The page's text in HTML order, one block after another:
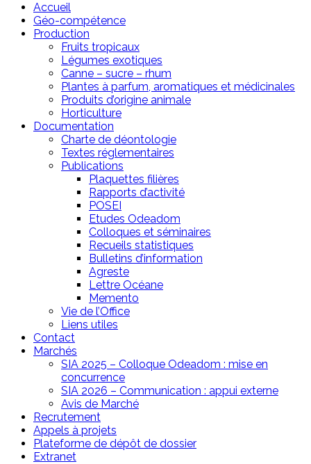
Accueil
Géo-compétence
Production
Fruits tropicaux
Légumes exotiques
Canne – sucre – rhum
Plantes à parfum, aromatiques et médicinales
Produits d’origine animale
Horticulture
Documentation
Charte de déontologie
Textes réglementaires
Publications
Plaquettes filières
Rapports d’activité
POSEI
Etudes Odeadom
Colloques et séminaires
Recueils statistiques
Bulletins d’information
Agreste
Lettre Océane
Memento
Vie de l’Office
Liens utiles
Contact
Marchés
SIA 2025 – Colloque Odeadom : mise en
concurrence
SIA 2026 – Communication : appui externe
Avis de Marché
Recrutement
Appels à projets
Plateforme de dépôt de dossier
Extranet